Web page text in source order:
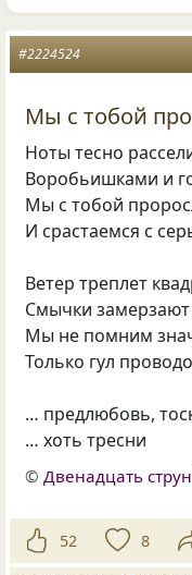
#2224524
Мы с тобой
Ноты тесно
Воробьишками и
Мы с тобой
И срастаемся с
Ветер треплет
Смычки замерзают
Мы не помним
Только гул
… предлюбовь,
… хоть тресни
© Двенадцать струн
52 8